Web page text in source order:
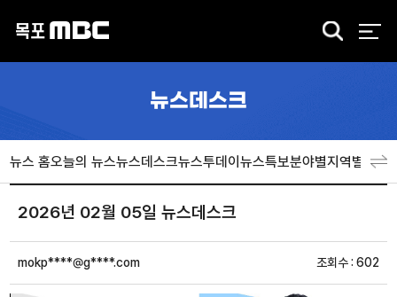
검
뉴스데스크
뉴스 홈오늘의 뉴스뉴스데스크뉴스투데이뉴스특보분야별지역별 뉴스
2026년 02월 05일 뉴스데스크
mokp****@g****.com 조회수 : 602